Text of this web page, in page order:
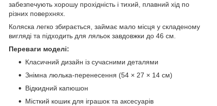
забезпечують хорошу прохідність і тихий, плавний хід по
різних поверхнях.
Коляска легко збирається, займає мало місця у складеному
вигляді та підходить для ляльок завдовжки до 46 см.
Переваги моделі:
Класичний дизайн із сучасними деталями
Знімна люлька-перенесення (54 × 27 × 14 см)
Відкидний капюшон
Місткий кошик для іграшок та аксесуарів